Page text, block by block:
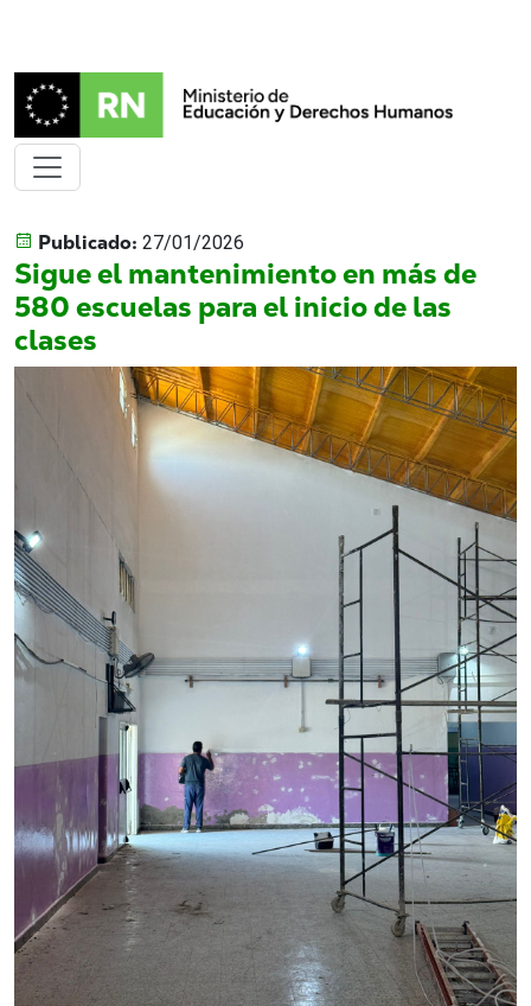
Publicado: 27/01/2026
Sigue el mantenimiento en más de
580 escuelas para el inicio de las
clases